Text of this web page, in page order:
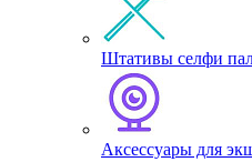
Штативы селфи
Аксессуары для